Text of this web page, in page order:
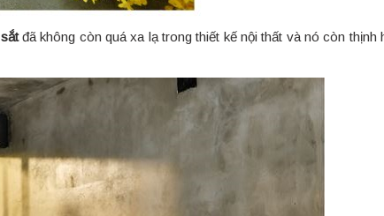
sắtđã không còn quá xa lạ trong thiết kế nội thất và nó còn thịnh